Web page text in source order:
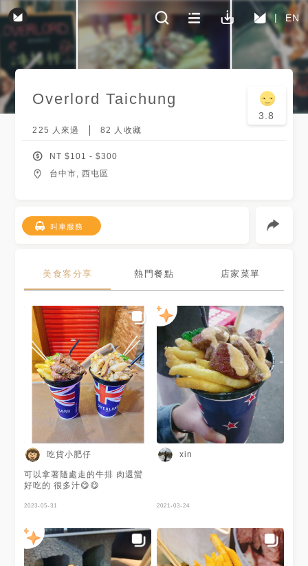
EN
Overlord Taichung
3.8
225 人來過 82 人收藏
NT $101 - $300
台中市, 西屯區
叫車服務
美食客分享 熱門餐點 店家菜單
吃貨小肥仔
可以拿著隨處走的牛排 肉還蠻
好吃的 很多汁😋😋
2023-05-31
xin
2021-03-24